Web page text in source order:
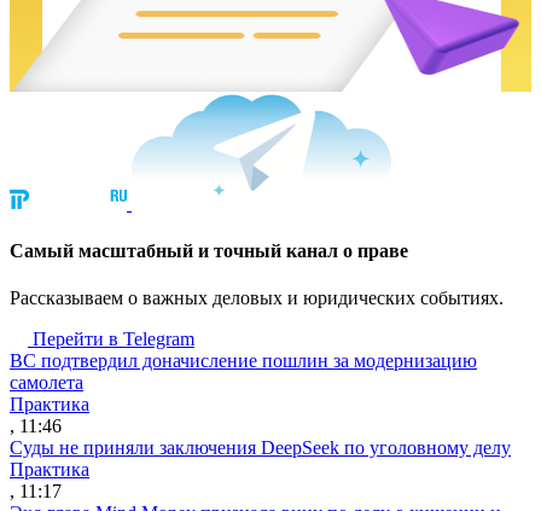
Cамый масштабный и точный канал о праве
Рассказываем о важных деловых и юридических событиях.
Перейти в Telegram
ВС подтвердил доначисление пошлин за модернизацию
самолета
Практика
, 11:46
Суды не приняли заключения DeepSeek по уголовному делу
Практика
, 11:17